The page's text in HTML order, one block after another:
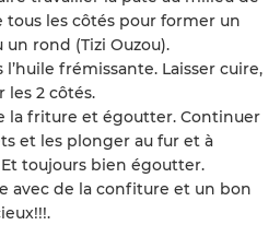
tous les côtés pour former un
rond (Tizi Ouzou).
frémissante. Laisser cuire,
2 côtés.
la friture et égoutter. Continuer
et les plonger au fur et à
Et toujours bien égoutter.
avec de la confiture et un bon